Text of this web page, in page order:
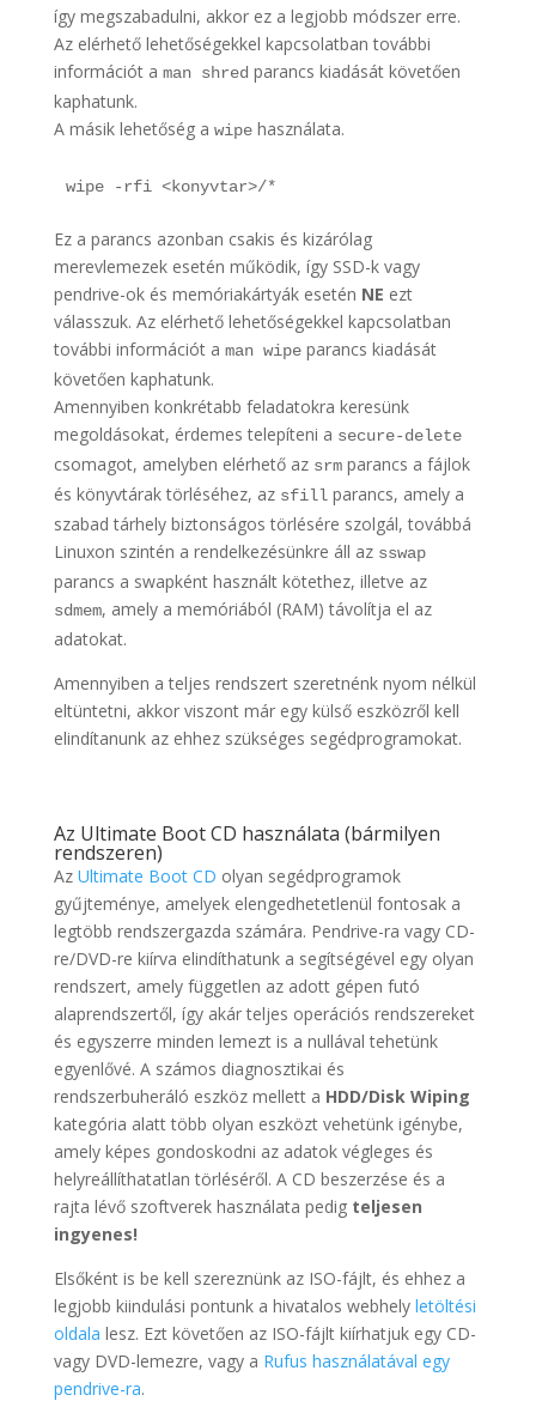
így megszabadulni, akkor ez a legjobb módszer erre.
Az elérhető lehetőségekkel kapcsolatban további
információt a man shred parancs kiadását követően
kaphatunk.
A másik lehetőség a wipehasználata.
wipe -rfi <konyvtar>/*
Ez a parancs azonban csakis és kizárólag
merevlemezek esetén működik, így SSD-k vagy
pendrive-ok és memóriakártyák esetén NE ezt
válasszuk. Az elérhető lehetőségekkel kapcsolatban
további információt a man wipeparancs kiadását
követően kaphatunk.
Amennyiben konkrétabb feladatokra keresünk
megoldásokat, érdemes telepíteni a secure-delete
csomagot, amelyben elérhető az srmparancs a fájlok
és könyvtárak törléséhez, az sfillparancs, amely a
szabad tárhely biztonságos törlésére szolgál, továbbá
Linuxon szintén a rendelkezésünkre áll az sswap
parancs a swapként használt kötethez, illetve az
sdmem, amely a memóriából (RAM) távolítja el az
adatokat.
Amennyiben a teljes rendszert szeretnénk nyom nélkül
eltüntetni, akkor viszont már egy külső eszközről kell
elindítanunk az ehhez szükséges segédprogramokat.
Az Ultimate Boot CD használata (bármilyen
rendszeren)
Az Ultimate Boot CD olyan segédprogramok
gyűjteménye, amelyek elengedhetetlenül fontosak a
legtöbb rendszergazda számára. Pendrive-ra vagy CD-
re/DVD-re kiírva elindíthatunk a segítségével egy olyan
rendszert, amely független az adott gépen futó
alaprendszertől, így akár teljes operációs rendszereket
és egyszerre minden lemezt is a nullával tehetünk
egyenlővé. A számos diagnosztikai és
rendszerbuheráló eszköz mellett a HDD/Disk Wiping
kategória alatt több olyan eszközt vehetünk igénybe,
amely képes gondoskodni az adatok végleges és
helyreállíthatatlan törléséről. A CD beszerzése és a
rajta lévő szoftverek használata pedig teljesen
ingyenes!
Elsőként is be kell szereznünk az ISO-fájlt, és ehhez a
legjobb kiindulási pontunk a hivatalos webhely letöltési
oldala lesz. Ezt követően az ISO-fájlt kiírhatjuk egy CD-
vagy DVD-lemezre, vagy a Rufus használatával egy
pendrive-ra.